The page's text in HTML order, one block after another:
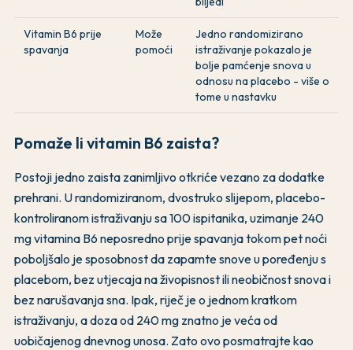
Vitamin B6 prije
spavanja
Može
pomoći
Jedno randomizirano
istraživanje pokazalo je
bolje pamćenje snova u
odnosu na placebo - više o
tome u nastavku
Pomaže li vitamin B6 zaista?
Postoji jedno zaista zanimljivo otkriće vezano za dodatke
prehrani. U randomiziranom, dvostruko slijepom, placebo-
kontroliranom istraživanju sa 100 ispitanika, uzimanje 240
mg vitamina B6 neposredno prije spavanja tokom pet noći
poboljšalo je sposobnost da zapamte snove u poređenju s
placebom, bez utjecaja na živopisnost ili neobičnost snova i
bez narušavanja sna. Ipak, riječ je o jednom kratkom
istraživanju, a doza od 240 mg znatno je veća od
uobičajenog dnevnog unosa. Zato ovo posmatrajte kao